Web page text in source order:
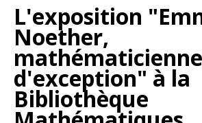
L'exposition
Noether,
mathématicienne
d'exception" à la
Bibliothèque